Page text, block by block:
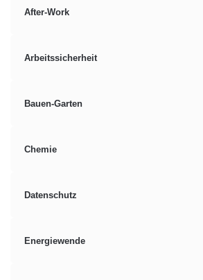
After-Work
Arbeitssicherheit
Bauen-Garten
Chemie
Datenschutz
Energiewende